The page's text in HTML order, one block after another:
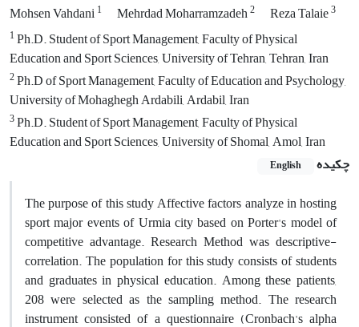
Mohsen Vahdani1 Mehrdad Moharramzadeh2 Reza Talaie3
1Ph.D. Student of Sport Management, Faculty of Physical
Education and Sport Sciences, University of Tehran, Tehran, Iran
2Ph.D of Sport Management, Faculty of Education and Psychology,
University of Mohaghegh Ardabili, Ardabil, Iran
3Ph.D. Student of Sport Management, Faculty of Physical
Education and Sport Sciences, University of Shomal, Amol, Iran
چکیده
English
The purpose of this study Affective factors analyze in hosting
sport major events of Urmia city based on Porter's model of
competitive advantage. Research Method was descriptive-
correlation. The population for this study consists of students
and graduates in physical education. Among these patients,
208 were selected as the sampling method. The research
instrument consisted of a questionnaire (Cronbach's alpha